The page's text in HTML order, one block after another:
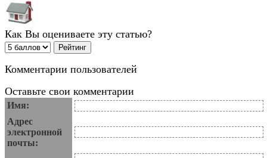
Как Вы оцениваете эту статью?
Комментарии пользователей
Оставьте свои комментарии
Имя:
Адрес
электронной
почты: